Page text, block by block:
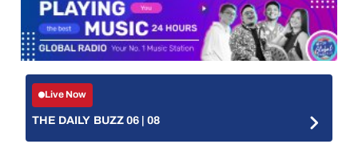
Live Now
THE DAILY BUZZ 06 | 08